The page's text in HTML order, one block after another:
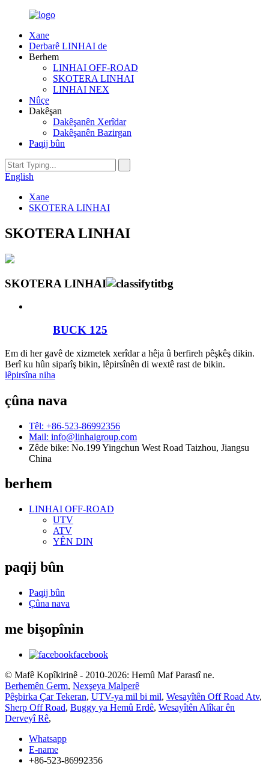
Xane
Derbarê LINHAI de
Berhem
LINHAI OFF-ROAD
SKOTERA LINHAI
LINHAI NEX
Nûçe
Dakêşan
Dakêşanên Xerîdar
Dakêşanên Bazirgan
Paqij bûn
English
Xane
SKOTERA LINHAI
SKOTERA LINHAI
SKOTERA LINHAI
BUCK 125
Em di her gavê de xizmetek xerîdar a hêja û berfireh pêşkêş dikin.
Berî ku hûn siparîş bikin, lêpirsînên di wextê rast de bikin.
lêpirsîna niha
çûna nava
Têl: +86-523-86992356
Mail: info@linhaigroup.com
Zêde bike: No.199 Yingchun West Road Taizhou, Jiangsu
China
berhem
LINHAI OFF-ROAD
UTV
ATV
YÊN DIN
paqij bûn
Paqij bûn
Çûna nava
me bişopînin
facebook
© Mafê Kopîkirinê - 2010-2026: Hemû Maf Parastî ne.
Berhemên Germ, Nexşeya Malperê
Pêşbirka Çar Tekeran, UTV-ya mil bi mil, Wesayîtên Off Road Atv,
Sherp Off Road, Buggy ya Hemû Erdê, Wesayîtên Alîkar ên
Derveyî Rê,
Whatsapp
E-name
+86-523-86992356